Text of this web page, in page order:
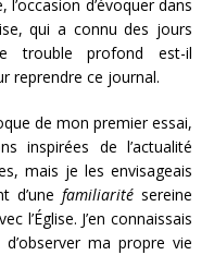
d’évoquer dans
qui a connu des jours
trouble profond est-il
reprendre ce journal.
de mon premier essai,
inspirées de l’actualité
mais je les envisageais
d’une familiarité sereine
l’Église. J’en connaissais
ma propre vie